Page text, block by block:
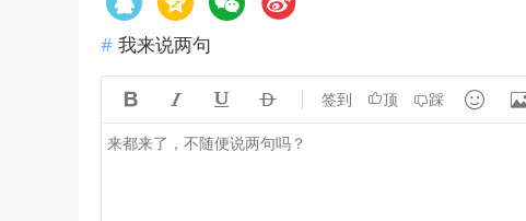
我来说两句
    签到 顶 踩 